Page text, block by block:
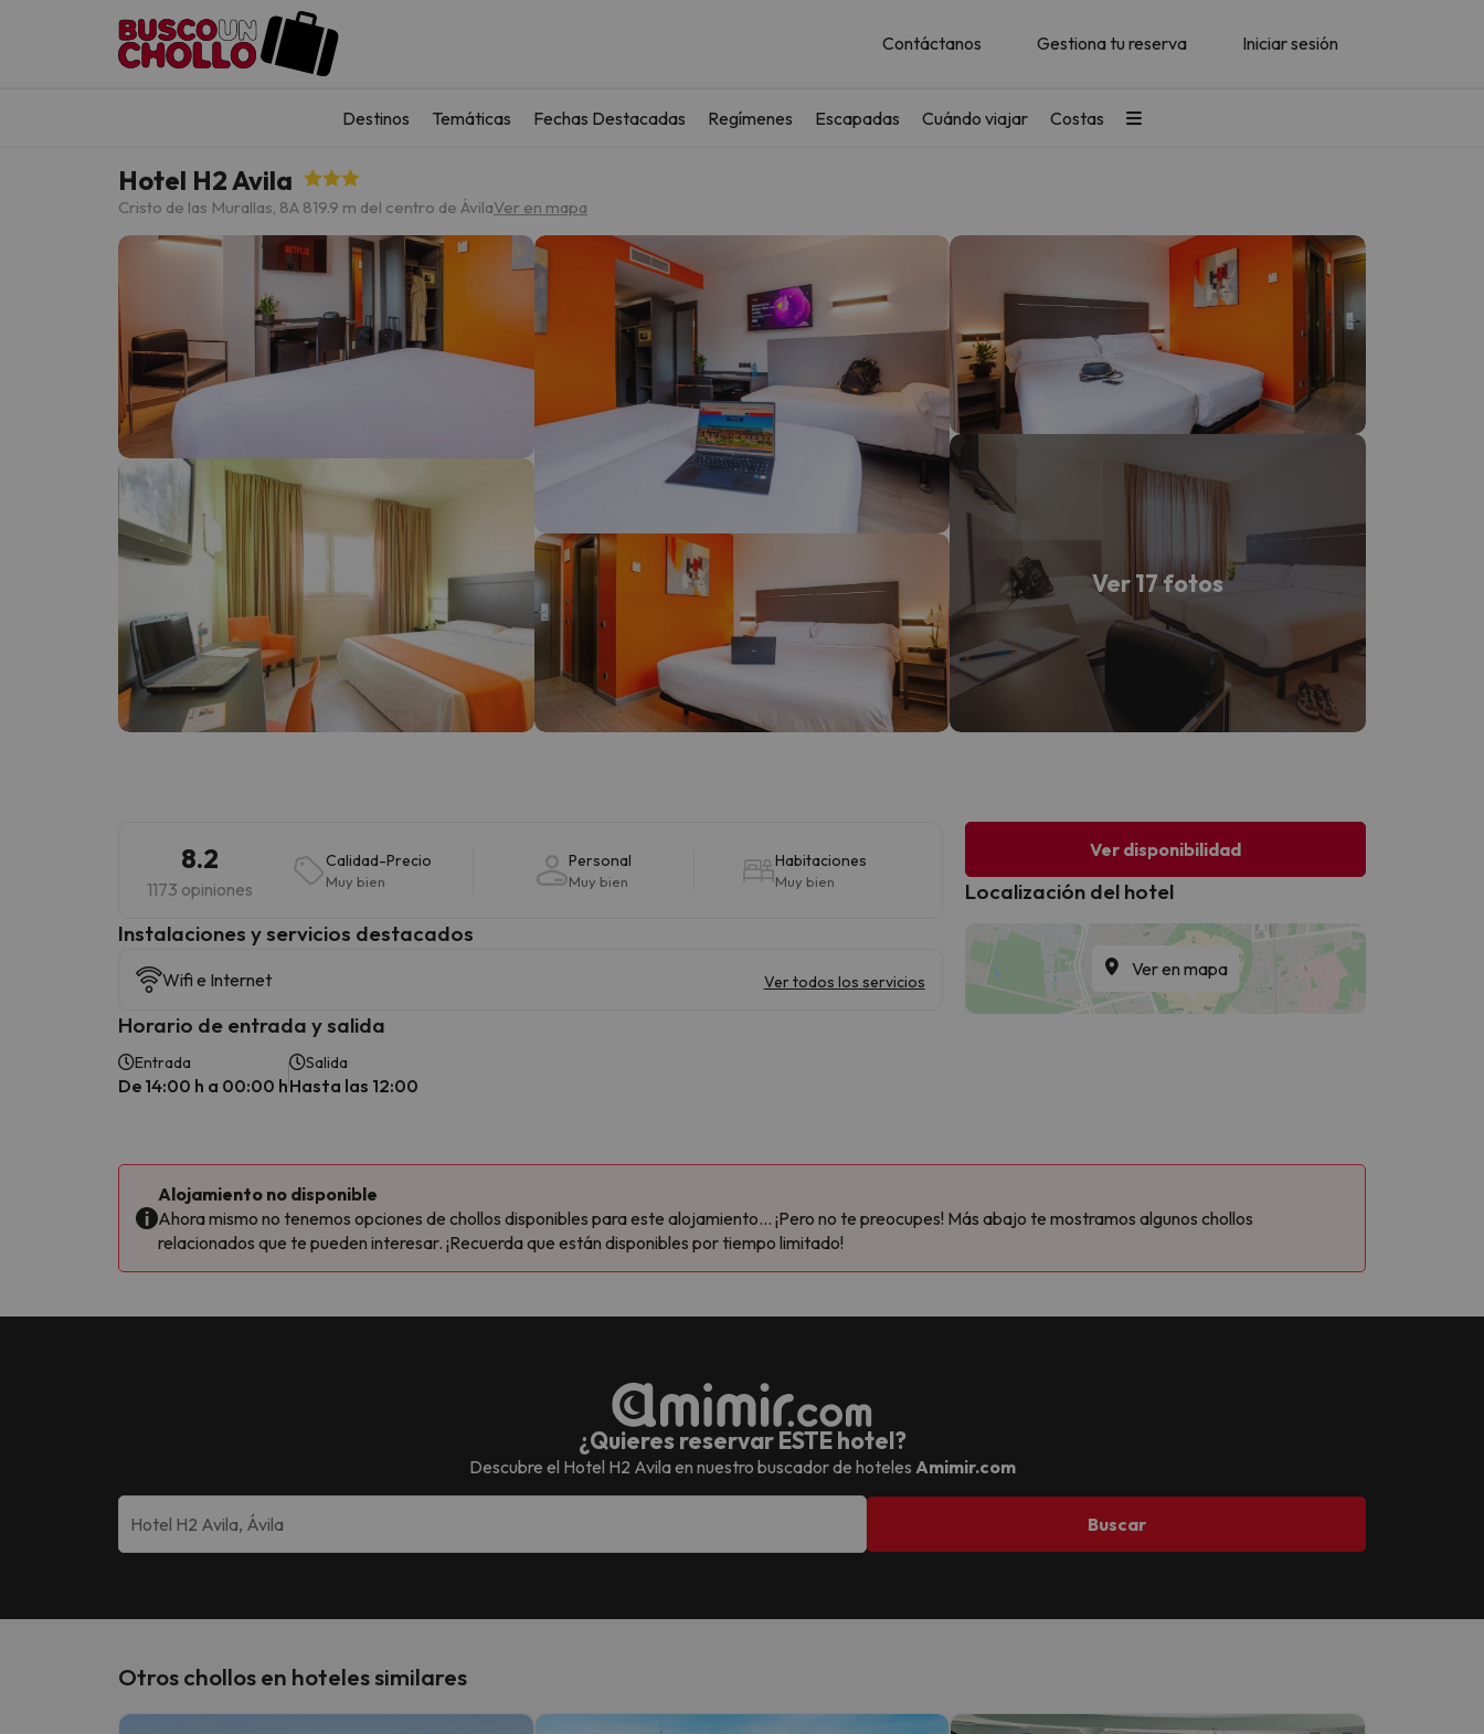
Contáctanos Gestiona tu reserva Iniciar sesión
Destinos Temáticas Fechas Destacadas Regímenes Escapadas Cuándo viajar Costas
Hotel H2 Avila
Cristo de las Murallas, 8A 819.9 m del centro de ÁvilaVer en mapa
Ver 17 fotos
8.2
1173 opiniones
Calidad-Precio
Muy bien
Personal
Muy bien
Habitaciones
Muy bien
Instalaciones y servicios destacados
Wifi e Internet Ver todos los servicios
Horario de entrada y salida
Entrada
De 14:00 h a 00:00 h
Salida
Hasta las 12:00
Ver disponibilidad
Localización del hotel
Ver en mapa
Alojamiento no disponible
Ahora mismo no tenemos opciones de chollos disponibles para este alojamiento... ¡Pero no te preocupes! Más abajo te mostramos algunos chollos
relacionados que te pueden interesar. ¡Recuerda que están disponibles por tiempo limitado!
¿Quieres reservar ESTE hotel?
Descubre el Hotel H2 Avilaen nuestro buscador de hoteles Amimir.com
Buscar
Otros chollos en hoteles similares